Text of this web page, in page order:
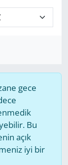
gece
Bu
açık
iyi bir